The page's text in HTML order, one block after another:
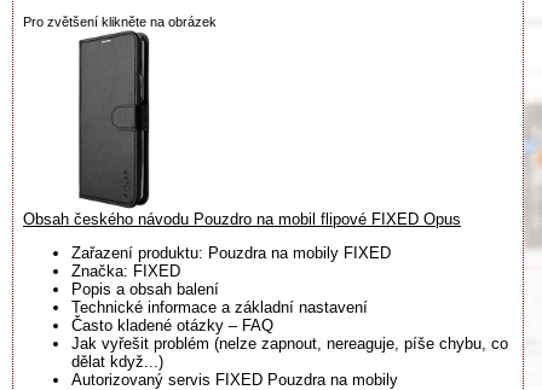
Pro zvětšení klikněte na obrázek
Obsah českého návodu Pouzdro na mobil flipové FIXED Opus
Zařazení produktu: Pouzdra na mobily FIXED
Značka: FIXED
Popis a obsah balení
Technické informace a základní nastavení
Často kladené otázky – FAQ
Jak vyřešit problém (nelze zapnout, nereaguje, píše chybu, co
dělat když...)
Autorizovaný servis FIXED Pouzdra na mobily